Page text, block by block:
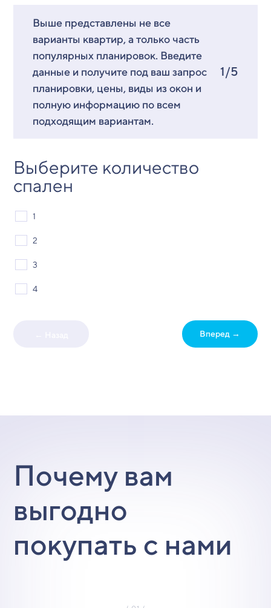
Выше представлены не все
варианты квартир, а только часть
популярных планировок. Введите
данные и получите под ваш запрос
планировки, цены, виды из окон и
полную информацию по всем
подходящим вариантам.
1/5
Выберите количество
спален
1
2
3
4
Вперед →
Почему вам
выгодно
покупать с нами